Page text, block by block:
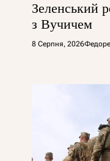
Зеленський
з Вучичем
8 Серпня, 2026